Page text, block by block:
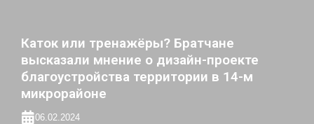
Каток или тренажёры? Братчане
высказали мнение о дизайн-проекте
благоустройства территории в 14-м
микрорайоне
06.02.2024